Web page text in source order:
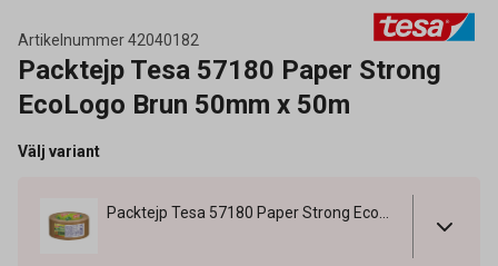
Artikelnummer42040182
Packtejp Tesa 57180 Paper Strong
EcoLogo Brun 50mm x 50m
Välj variant